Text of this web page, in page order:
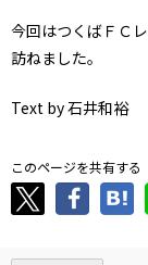
今回はつくばＦＣ
訪ねました。
Text by 石井和裕
このページを共有する